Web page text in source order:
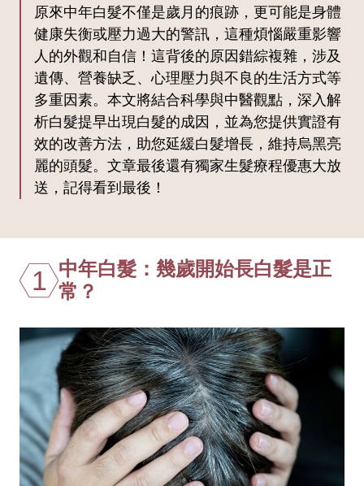
原來中年白髮不僅是歲月的痕跡，更可能是身體
健康失衡或壓力過大的警訊，這種煩惱嚴重影響
人的外觀和自信！這背後的原因錯綜複雜，涉及
遺傳、營養缺乏、心理壓力與不良的生活方式等
多重因素。本文將結合科學與中醫觀點，深入解
析白髮提早出現白髮的成因，並為您提供實證有
效的改善方法，助您延緩白髮增長，維持烏黑亮
麗的頭髮。文章最後還有獨家生髮療程優惠大放
送，記得看到最後！
1 中年白髮：幾歲開始長白髮是正
常？